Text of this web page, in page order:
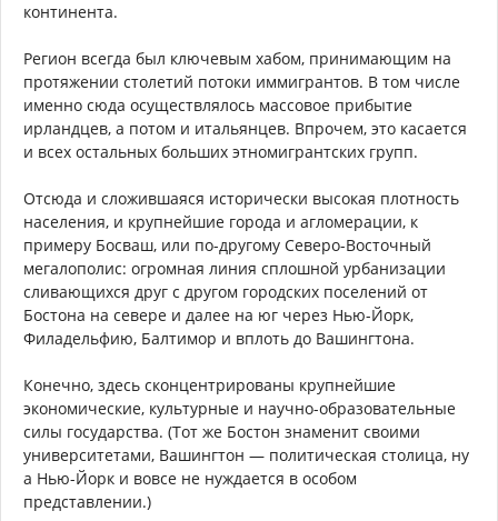
континента.
Регион всегда был ключевым хабом, принимающим на
протяжении столетий потоки иммигрантов. В том числе
именно сюда осуществлялось массовое прибытие
ирландцев, а потом и итальянцев. Впрочем, это касается
и всех остальных больших этномигрантских групп.
Отсюда и сложившаяся исторически высокая плотность
населения, и крупнейшие города и агломерации, к
примеру Босваш, или по-другому Северо-Восточный
мегалополис: огромная линия сплошной урбанизации
сливающихся друг с другом городских поселений от
Бостона на севере и далее на юг через Нью-Йорк,
Филадельфию, Балтимор и вплоть до Вашингтона.
Конечно, здесь сконцентрированы крупнейшие
экономические, культурные и научно-образовательные
силы государства. (Тот же Бостон знаменит своими
университетами, Вашингтон — политическая столица, ну
а Нью-Йорк и вовсе не нуждается в особом
представлении.)